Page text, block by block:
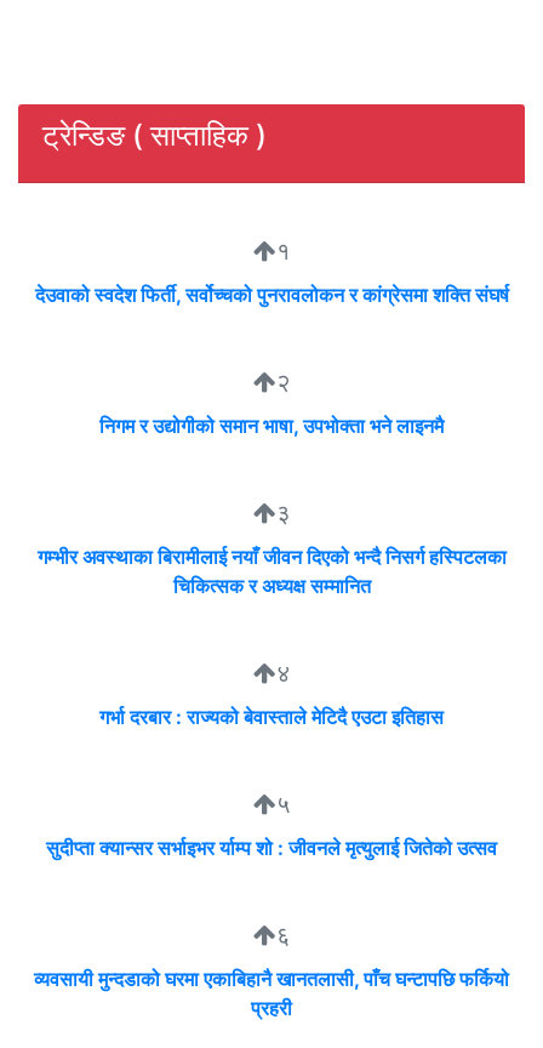
ट्रेन्डिङ ( साप्ताहिक )
१
देउवाको स्वदेश फिर्ती, सर्वोच्चको पुनरावलोकन र कांग्रेसमा शक्ति संघर्ष
२
निगम र उद्योगीको समान भाषा, उपभोक्ता भने लाइनमै
३
गम्भीर अवस्थाका बिरामीलाई नयाँ जीवन दिएको भन्दै निसर्ग हस्पिटलका
चिकित्सक र अध्यक्ष सम्मानित
४
गर्भा दरबार : राज्यको बेवास्ताले मेटिदै एउटा इतिहास
५
सुदीप्ता क्यान्सर सर्भाइभर र्याम्प शो : जीवनले मृत्युलाई जितेको उत्सव
६
व्यवसायी मुन्दडाको घरमा एकाबिहानै खानतलासी, पाँच घन्टापछि फर्कियो
प्रहरी